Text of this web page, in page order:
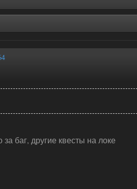
баг, другие квесты на локе